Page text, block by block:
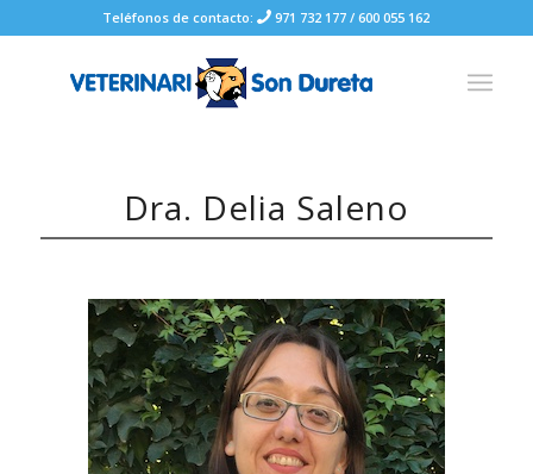
Teléfonos de contacto: 971 732 177 /600 055 162
Dra. Delia Saleno